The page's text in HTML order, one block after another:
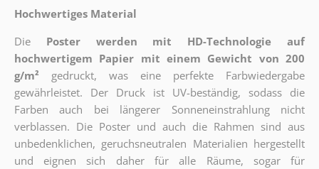
Hochwertiges Material
Die
Poster werden mit HD-Technologie auf
hochwertigem Papier mit einem Gewicht von 200
g/m²
gedruckt, was eine perfekte Farbwiedergabe
gewährleistet. Der Druck ist UV-beständig, sodass die
Farben auch bei längerer Sonneneinstrahlung nicht
verblassen. Die Poster und auch die Rahmen sind aus
unbedenklichen, geruchsneutralen Materialien hergestellt
und eignen sich daher für alle Räume, sogar für